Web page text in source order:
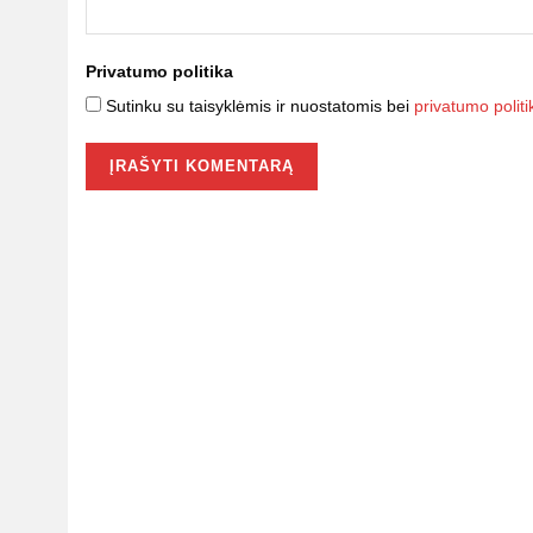
Privatumo politika
Sutinku su taisyklėmis ir nuostatomis bei privatumo